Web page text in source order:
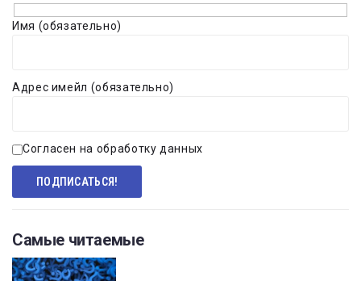
Имя (обязательно)
Адрес имейл (обязательно)
Согласен на обработку данных
Самые читаемые